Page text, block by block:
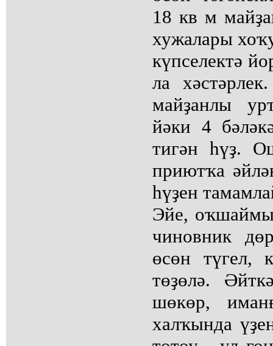
18 кв м
хужалары
күпселектә
ла
майҙанлы
йәки 4
тигән һүҙ.
приютҡа
һүҙен
Эйе,
чиновник
өсөн түгел,
төҙөлә.
шөкөр,
халҡында